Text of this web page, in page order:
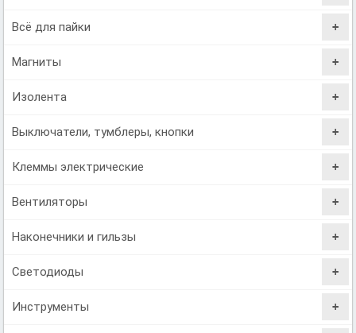
Всё для пайки
Магниты
Изолента
Выключатели, тумблеры, кнопки
Клеммы электрические
Вентиляторы
Наконечники и гильзы
Светодиоды
Инструменты